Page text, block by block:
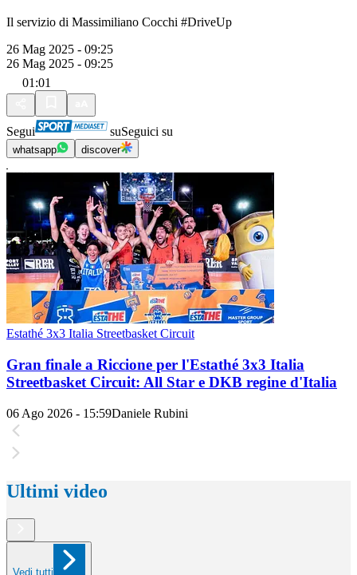
Il servizio di Massimiliano Cocchi #DriveUp
26 Mag 2025 - 09:25
26 Mag 2025 - 09:25
01:01
Segui suSeguici su
whatsapp discover
Estathé 3x3 Italia Streetbasket Circuit
Gran finale a Riccione per l'Estathé 3x3 Italia
Streetbasket Circuit: All Star e DKB regine d'Italia
06 Ago 2026 - 15:59Daniele Rubini
Ultimi video
Vedi tutti